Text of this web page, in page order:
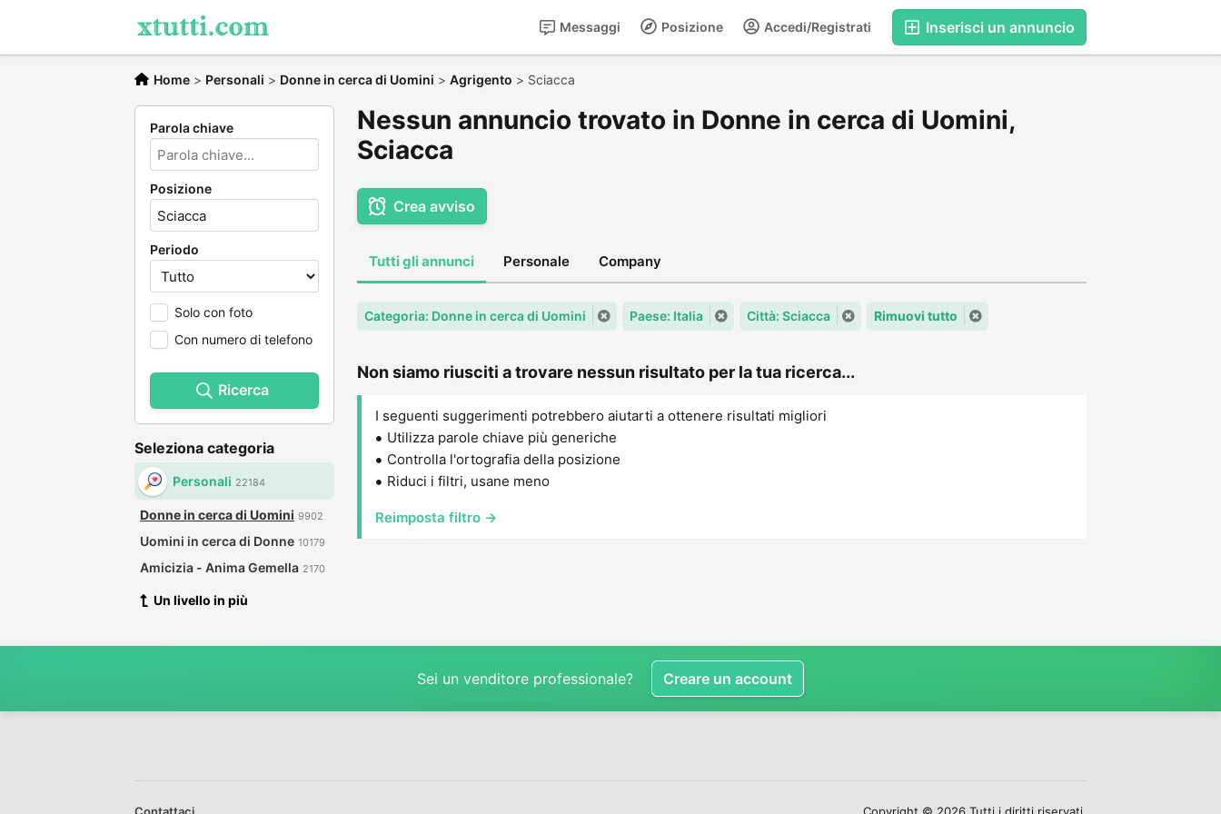
Inserisci un annuncio
Accedi/Registrati
Posizione
Messaggi
Home > Personali > Donne in cerca di Uomini > Agrigento > Sciacca
Parola chiave
Posizione
Periodo
Solo con foto
Con numero di telefono
Ricerca
Seleziona categoria
Personali 22184
Donne in cerca di Uomini 9902
Uomini in cerca di Donne 10179
Amicizia - Anima Gemella 2170
Un livello in più
Nessun annuncio trovato in Donne in cerca di Uomini,
Sciacca
Crea avviso
Tutti gli annunci Personale Company
Categoria: Donne in cerca di Uomini Paese: Italia Città: Sciacca Rimuovi tutto
Non siamo riusciti a trovare nessun risultato per la tua ricerca...
I seguenti suggerimenti potrebbero aiutarti a ottenere risultati migliori
Utilizza parole chiave più generiche
Controlla l'ortografia della posizione
Riduci i filtri, usane meno
Reimposta filtro →
Sei un venditore professionale? Creare un account